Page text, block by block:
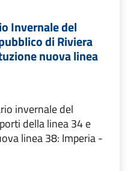
Invernale del
di Riviera
nuova linea
invernale del
della linea 34 e
linea 38: Imperia -